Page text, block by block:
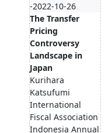
-2022-10-26
The Transfer
Pricing
Controversy
Landscape in
Japan
Kurihara
Katsufumi
International
Fiscal Association
Indonesia Annual